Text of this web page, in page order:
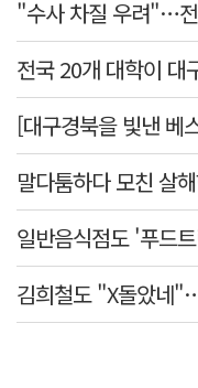
[대구경북을 빛낸 베